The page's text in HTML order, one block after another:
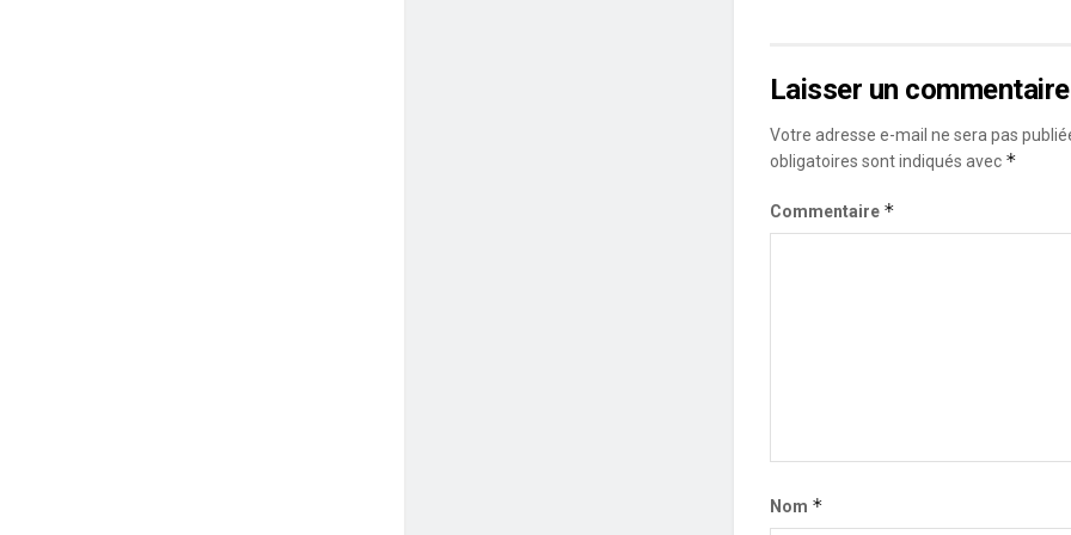
Laisser un commentaire
Votre adresse e-mail ne sera pas
obligatoires sont indiqués avec *
Commentaire *
Nom *